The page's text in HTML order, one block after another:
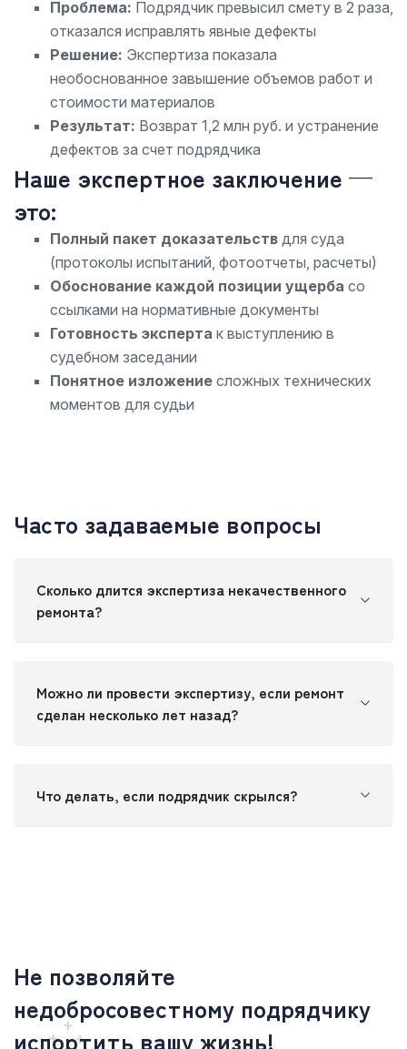
Проблема: Подрядчик превысил смету в 2 раза,
отказался исправлять явные дефекты
Решение: Экспертиза показала
необоснованное завышение объемов работ и
стоимости материалов
Результат: Возврат 1,2 млн руб. и устранение
дефектов за счет подрядчика
Наше экспертное заключение —
это:
Полный пакет доказательств для суда
(протоколы испытаний, фотоотчеты, расчеты)
Обоснование каждой позиции ущерба со
ссылками на нормативные документы
Готовность эксперта к выступлению в
судебном заседании
Понятное изложение сложных технических
моментов для судьи
Часто задаваемые вопросы
Сколько длится экспертиза некачественного
ремонта?
Можно ли провести экспертизу, если ремонт
сделан несколько лет назад?
Что делать, если подрядчик скрылся?
Не позволяйте
недобросовестному подрядчику
испортить вашу жизнь!